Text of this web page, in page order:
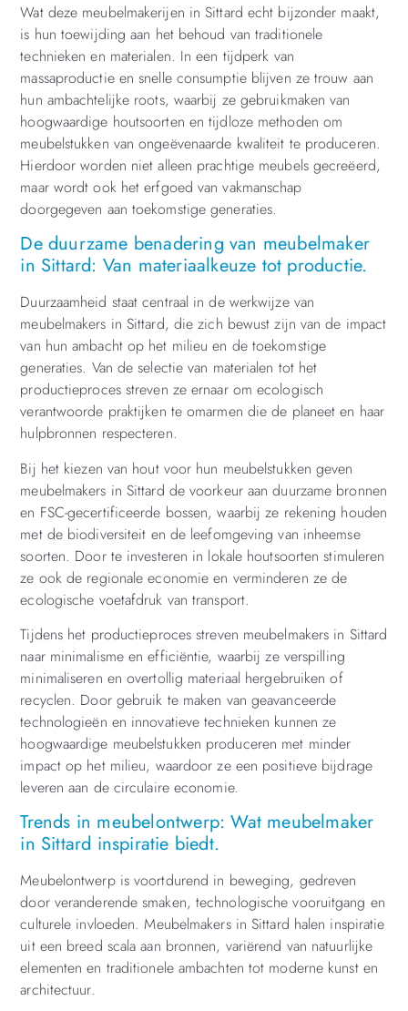
Wat deze meubelmakerijen in Sittard echt bijzonder maakt,
is hun toewijding aan het behoud van traditionele
technieken en materialen. In een tijdperk van
massaproductie en snelle consumptie blijven ze trouw aan
hun ambachtelijke roots, waarbij ze gebruikmaken van
hoogwaardige houtsoorten en tijdloze methoden om
meubelstukken van ongeëvenaarde kwaliteit te produceren.
Hierdoor worden niet alleen prachtige meubels gecreëerd,
maar wordt ook het erfgoed van vakmanschap
doorgegeven aan toekomstige generaties.
De duurzame benadering van meubelmaker
in Sittard: Van materiaalkeuze tot productie.
Duurzaamheid staat centraal in de werkwijze van
meubelmakers in Sittard, die zich bewust zijn van de impact
van hun ambacht op het milieu en de toekomstige
generaties. Van de selectie van materialen tot het
productieproces streven ze ernaar om ecologisch
verantwoorde praktijken te omarmen die de planeet en haar
hulpbronnen respecteren.
Bij het kiezen van hout voor hun meubelstukken geven
meubelmakers in Sittard de voorkeur aan duurzame bronnen
en FSC-gecertificeerde bossen, waarbij ze rekening houden
met de biodiversiteit en de leefomgeving van inheemse
soorten. Door te investeren in lokale houtsoorten stimuleren
ze ook de regionale economie en verminderen ze de
ecologische voetafdruk van transport.
Tijdens het productieproces streven meubelmakers in Sittard
naar minimalisme en efficiëntie, waarbij ze verspilling
minimaliseren en overtollig materiaal hergebruiken of
recyclen. Door gebruik te maken van geavanceerde
technologieën en innovatieve technieken kunnen ze
hoogwaardige meubelstukken produceren met minder
impact op het milieu, waardoor ze een positieve bijdrage
leveren aan de circulaire economie.
Trends in meubelontwerp: Wat meubelmaker
in Sittard inspiratie biedt.
Meubelontwerp is voortdurend in beweging, gedreven
door veranderende smaken, technologische vooruitgang en
culturele invloeden. Meubelmakers in Sittard halen inspiratie
uit een breed scala aan bronnen, variërend van natuurlijke
elementen en traditionele ambachten tot moderne kunst en
architectuur.